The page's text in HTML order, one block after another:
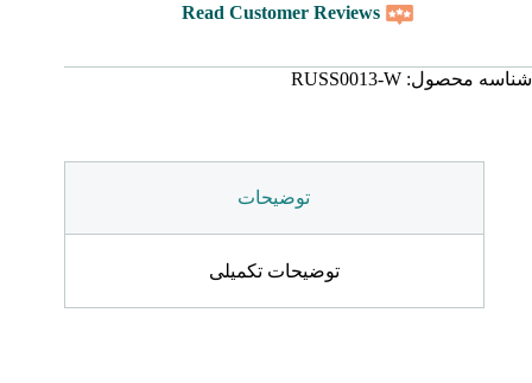
Read Customer Reviews
شناسه محصول: RUSS0013-W
توضیحات
توضیحات تکمیلی